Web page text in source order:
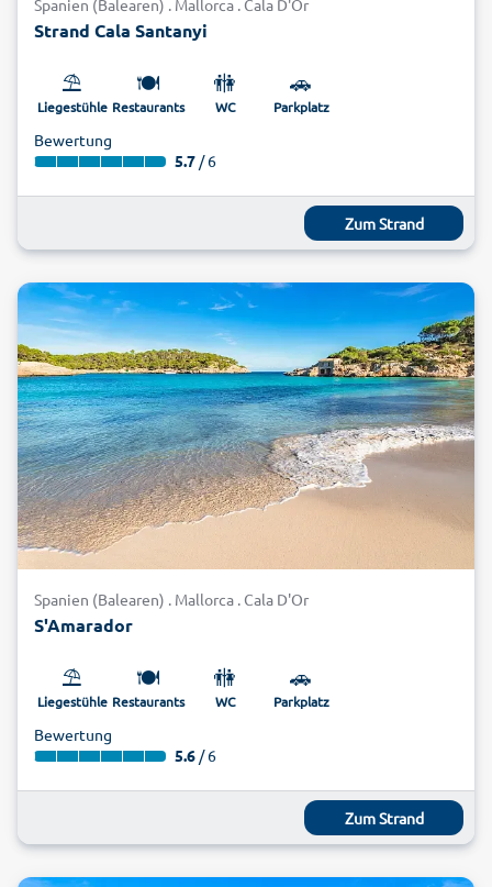
Spanien (Balearen) . Mallorca . Cala D'Or
Strand Cala Santanyi
⛱️
Liegestühle
🍽️
Restaurants
🚻
WC
🚗
Parkplatz
Bewertung
5.7 / 6
Zum Strand
Spanien (Balearen) . Mallorca . Cala D'Or
S'Amarador
⛱️
Liegestühle
🍽️
Restaurants
🚻
WC
🚗
Parkplatz
Bewertung
5.6 / 6
Zum Strand